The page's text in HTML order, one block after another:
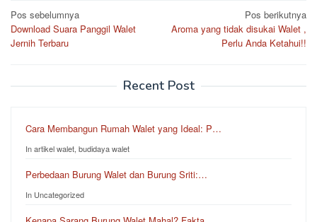
Pos sebelumnya
Download Suara Panggil Walet
Jernih Terbaru
Pos berikutnya
Aroma yang tidak disukai Walet ,
Perlu Anda Ketahui!!
Recent Post
Cara Membangun Rumah Walet yang Ideal: P…
In artikel walet, budidaya walet
Perbedaan Burung Walet dan Burung Sriti:…
In Uncategorized